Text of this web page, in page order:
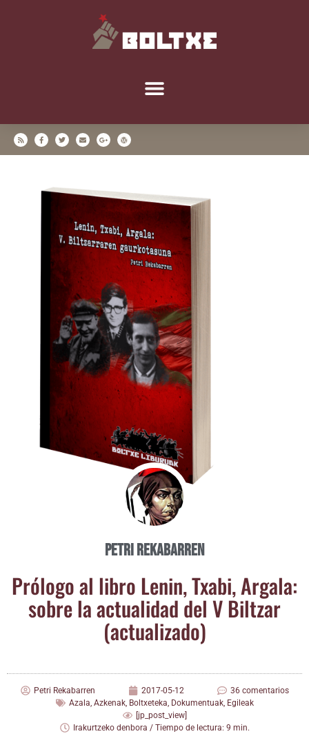
Petri Rekabarren
Pró­lo­go al libro Lenin, Txa­bi, Arga­la:
sobre la actua­li­dad del V Bil­tzar
(actua­li­za­do)
Petri Rekabarren 2017-05-12
36 comentarios
Azala Azkenak, Boltxeteka Dokumentuak, Egileak
[jp_post_view]
Irakurtzeko denbora / Tiempo de lectura: 9 min.